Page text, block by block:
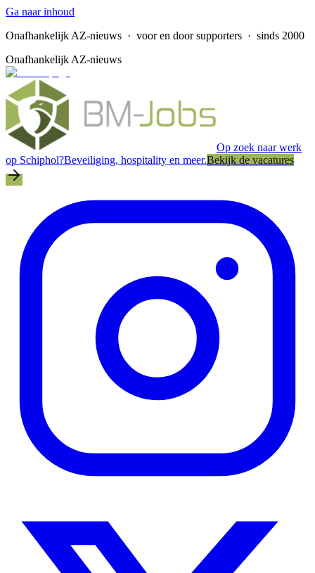
Ga naar inhoud
Onafhankelijk AZ-nieuws · voor en door supporters · sinds 2000
Onafhankelijk AZ-nieuws
Op zoek naar werk
op Schiphol?Beveiliging, hospitality en meer.Bekijk de vacatures